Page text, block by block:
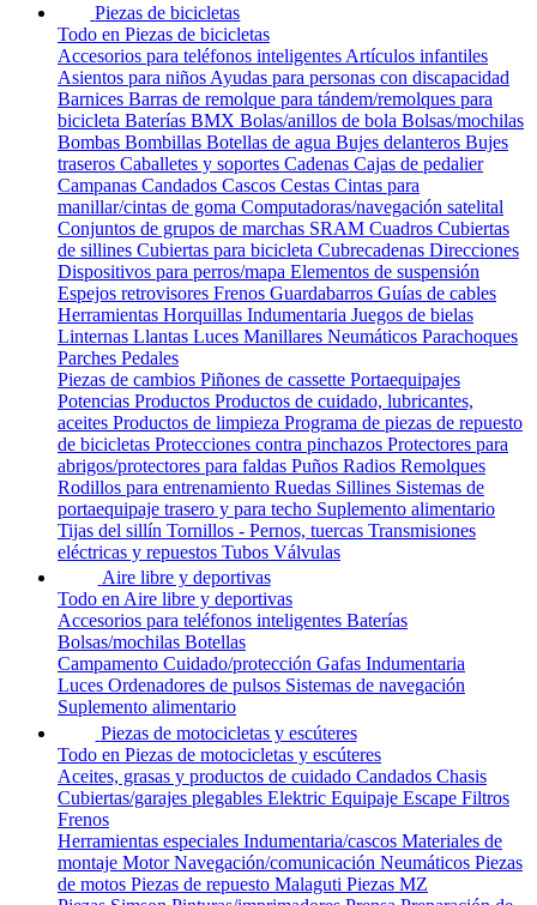
Piezas de bicicletas
Todo en Piezas de bicicletas
Accesorios para teléfonos inteligentes Artículos infantiles
Asientos para niños Ayudas para personas con discapacidad
Barnices Barras de remolque para tándem/remolques para
bicicleta Baterías BMX Bolas/anillos de bola Bolsas/mochilas
Bombas Bombillas Botellas de agua Bujes delanteros Bujes
traseros Caballetes y soportes Cadenas Cajas de pedalier
Campanas Candados Cascos Cestas Cintas para
manillar/cintas de goma Computadoras/navegación satelital
Conjuntos de grupos de marchas SRAM Cuadros Cubiertas
de sillines Cubiertas para bicicleta Cubrecadenas Direcciones
Dispositivos para perros/mapa Elementos de suspensión
Espejos retrovisores Frenos Guardabarros Guías de cables
Herramientas Horquillas Indumentaria Juegos de bielas
Linternas Llantas Luces Manillares Neumáticos Parachoques
Parches Pedales
Piezas de cambios Piñones de cassette Portaequipajes
Potencias Productos Productos de cuidado, lubricantes,
aceites Productos de limpieza Programa de piezas de repuesto
de bicicletas Protecciones contra pinchazos Protectores para
abrigos/protectores para faldas Puños Radios Remolques
Rodillos para entrenamiento Ruedas Sillines Sistemas de
portaequipaje trasero y para techo Suplemento alimentario
Tijas del sillín Tornillos - Pernos, tuercas Transmisiones
eléctricas y repuestos Tubos Válvulas
Aire libre y deportivas
Todo en Aire libre y deportivas
Accesorios para teléfonos inteligentes Baterías
Bolsas/mochilas Botellas
Campamento Cuidado/protección Gafas Indumentaria
Luces Ordenadores de pulsos Sistemas de navegación
Suplemento alimentario
Piezas de motocicletas y escúteres
Todo en Piezas de motocicletas y escúteres
Aceites, grasas y productos de cuidado Candados Chasis
Cubiertas/garajes plegables Elektric Equipaje Escape Filtros
Frenos
Herramientas especiales Indumentaria/cascos Materiales de
montaje Motor Navegación/comunicación Neumáticos Piezas
de motos Piezas de repuesto Malaguti Piezas MZ